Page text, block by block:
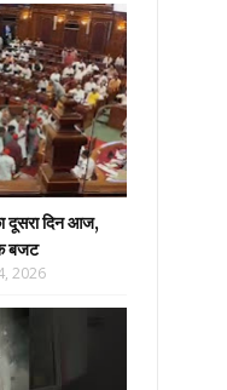
दूसरा दिन आज,
बजट
2026